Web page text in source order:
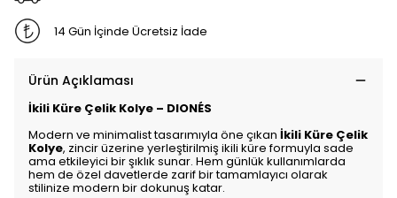
14 Gün İçinde Ücretsiz İade
Ürün Açıklaması
İkili Küre Çelik Kolye – DIONÉS
Modern ve minimalist tasarımıyla öne çıkan İkili Küre Çelik
Kolye, zincir üzerine yerleştirilmiş ikili küre formuyla sade
ama etkileyici bir şıklık sunar. Hem günlük kullanımlarda
hem de özel davetlerde zarif bir tamamlayıcı olarak
stilinize modern bir dokunuş katar.